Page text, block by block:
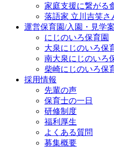
家庭支援に繋がる
落語家 立川吉笑さ
運営保育園/入園・見学
にじのいろ保育園
大泉にじのいろ保
南大泉にじのいろ
柴崎にじのいろ保
採用情報
先輩の声
保育士の一日
研修制度
福利厚生
よくある質問
募集概要